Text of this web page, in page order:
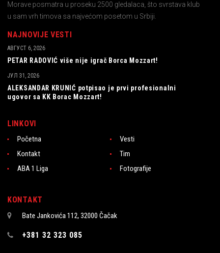
Morave posmatra u proseku 2500 gledalaca, što svrstava klub
u sam vrh timova sa najvećom posetom u Srbiji.
NAJNOVIJE VESTI
PETAR RADOVIĆ više nije igrač Borca Mozzart!
АВГУСТ 6, 2026
ALEKSANDAR KRUNIĆ potpisao je prvi profesionalni
ugovor sa KK Borac Mozzart!
ЈУЛ 31, 2026
LINKOVI
Početna
Vesti
Kontakt
Tim
ABA 1 Liga
Fotografije
KONTAKT
Bate Jankovića 112, 32000 Čačak
+381 32 323 085